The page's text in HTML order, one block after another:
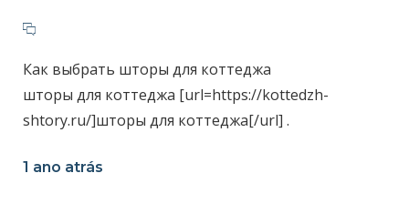
Как выбрать шторы для коттеджа
шторы для коттеджа [url=https://kottedzh-
shtory.ru/]шторы для коттеджа[/url] .
1 ano atrás